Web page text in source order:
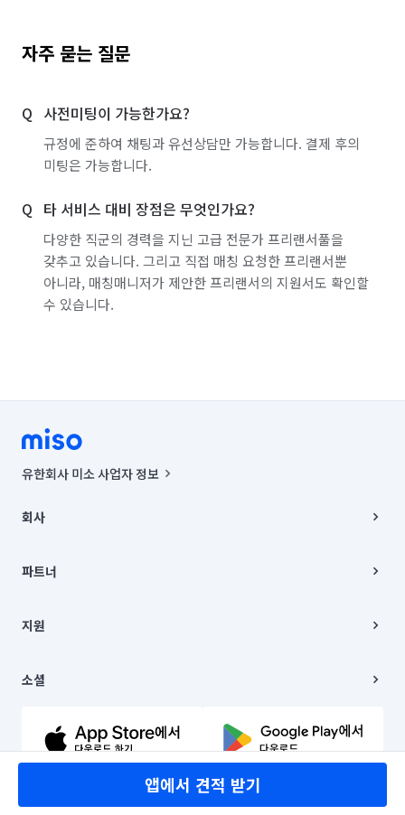
자주 묻는 질문
사전미팅이 가능한가요?
규정에 준하여 채팅과 유선상담만 가능합니다. 결제 후의
미팅은 가능합니다.
타 서비스 대비 장점은 무엇인가요?
다양한 직군의 경력을 지닌 고급 전문가 프리랜서풀을
갖추고 있습니다. 그리고 직접 매칭 요청한 프리랜서뿐
아니라, 매칭매니저가 제안한 프리랜서의 지원서도 확인할
수 있습니다.
앱에서 견적 받기
유한회사 미소 사업자 정보
00019 |
주소 | 본사: 서울특별시 종로구 율곡로 6(중학동, 트윈트리빌딩) B동 5층
컨택센터 : 서울특별시 종로구 수송동 율곡로 24, 7층, 8층 미소
상품, 상품정보, 거래에 관한 의무와 책임은 거래당사자에게 있습니다.
언론 보도 관련 문의:
© 유한회사 미소. Miso, Inc. All Rights Reserved.
회사
채용
파트너
이사
지원
이용약관
문의하기
소셜
유튜브